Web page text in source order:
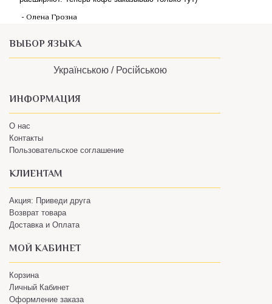
ВЫБОР ЯЗЫКА
Українською / Російською
ИНФОРМАЦИЯ
О нас
Контакты
Пользовательское соглашение
КЛИЕНТАМ
Акция: Приведи друга
Возврат товара
Доставка и Оплата
МОЙ КАБИНЕТ
Корзина
Личный Кабинет
Оформление заказа